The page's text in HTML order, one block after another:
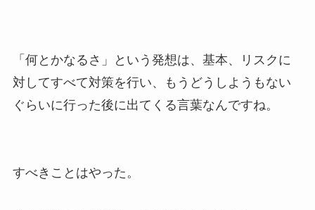
「何とかなるさ」という発想は、基本、リスクに
対してすべて対策を行い、もうどうしようもない
ぐらいに行った後に出てくる言葉なんですね。
すべきことはやった。